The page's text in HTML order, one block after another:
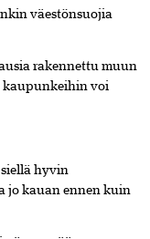
väestönsuojia
rakennettu muun
kaupunkeihin voi
siellä hyvin
jo kauan ennen kuin